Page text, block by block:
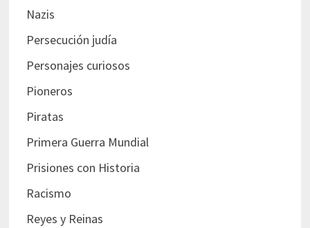
Nazis
Persecución judía
Personajes curiosos
Pioneros
Piratas
Primera Guerra Mundial
Prisiones con Historia
Racismo
Reyes y Reinas